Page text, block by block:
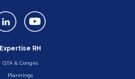
Expertise RH
GTA & Congés
Plannings